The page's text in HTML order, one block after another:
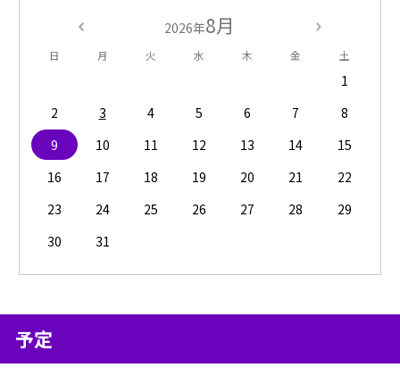
2026年8月
日 月 火 水 木 金 土
1
2
3 4 5 6 7
8
9
10 11 12 13 14
15
16
17 18 19 20 21
22
23
24 25 26 27 28
29
30
31
予定